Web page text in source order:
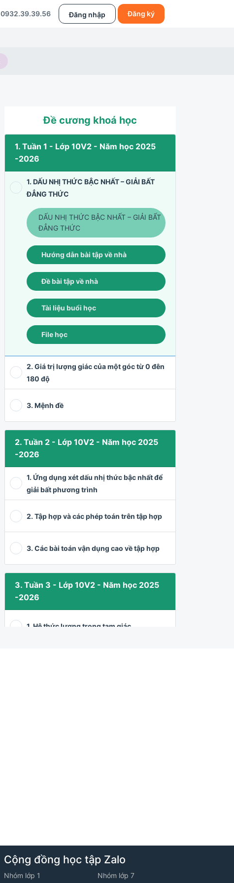
0932.39.39.56 Đăng nhập Đăng ký
Đề cương khoá học
1. Tuần 1 - Lớp 10V2 - Năm học 2025
-2026
1. DẤU NHỊ THỨC BẬC NHẤT – GIẢI BẤT
ĐẲNG THỨC
DẤU NHỊ THỨC BẬC NHẤT – GIẢI BẤT
ĐẲNG THỨC
Hướng dẫn bài tập về nhà
Đề bài tập về nhà
Tài liệu buổi học
File học
2. Giá trị lượng giác của một góc từ 0 đên
180 độ
3. Mệnh đề
2. Tuần 2 - Lớp 10V2 - Năm học 2025
-2026
1. Ứng dụng xét dấu nhị thức bậc nhất để
giải bất phương trình
2. Tập hợp và các phép toán trên tập hợp
3. Các bài toán vận dụng cao về tập hợp
3. Tuần 3 - Lớp 10V2 - Năm học 2025
-2026
1. Hệ thức lượng trong tam giác
1. Khái niệm vecto
Cộng đồng học tập Zalo
Nhóm lớp 1 Nhóm lớp 7